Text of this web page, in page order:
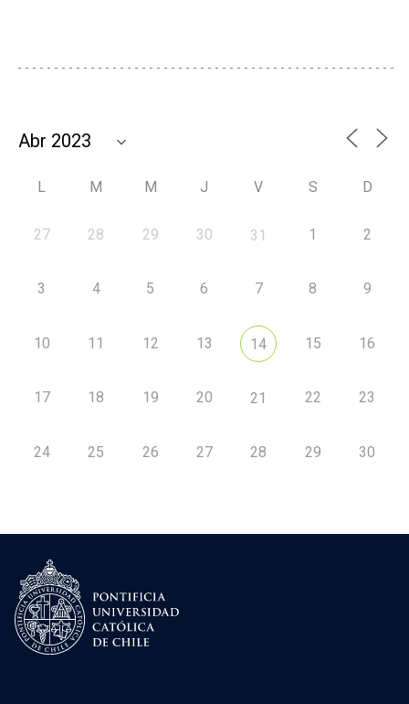
L M M J V S D
27 28 29 30 31 1 2
3 4 5 6 7 8 9
10 11 12 13 14 15 16
17 18 19 20 21 22 23
24 25 26 27 28 29 30